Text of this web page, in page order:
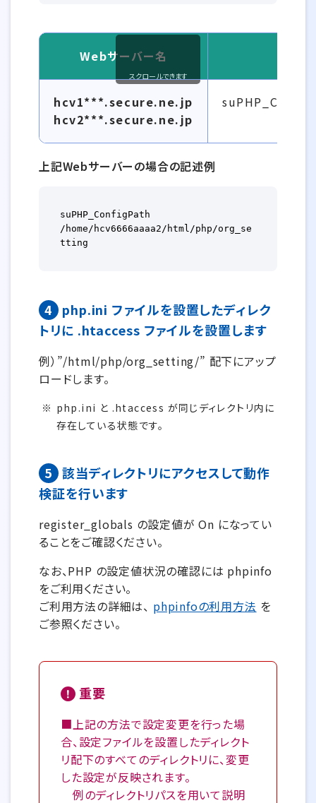
php.ini ファイルを設置したディレクトリパスの記述例
Webサーバー名
hcv1***.secure.ne.jp
hcv2***.secure.ne.jp
スクロールできます
上記Webサーバーの場合の記述例
suPHP_ConfigPath
/home/hcv6666aaaa2/html/php/org_se
tting
4
php.ini ファイルを設置したディレク
トリに .htaccess ファイルを設置します
例）”/html/php/org_setting/” 配下にアップ
ロードします。
php.ini と .htaccess が同じディレクトリ内に
存在している状態です。
5 該当ディレクトリにアクセスして動作
検証を行います
register_globals の設定値が On になってい
ることをご確認ください。
なお、PHP の設定値状況の確認には phpinfo
をご利用ください。
ご利用方法の詳細は、 phpinfoの利用方法 を
ご参照ください。
重要
■上記の方法で設定変更を行った場
合、設定ファイルを設置したディレクト
リ配下のすべてのディレクトリに、変更
した設定が反映されます。
例のディレクトリパスを用いて説明